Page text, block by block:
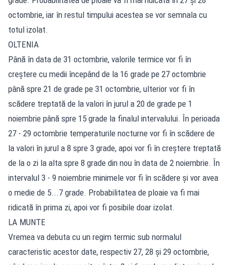
octombrie, iar în restul timpului acestea se vor semnala cu
totul izolat.
OLTENIA
Până în data de 31 octombrie, valorile termice vor fi în
creștere cu medii începând de la 16 grade pe 27 octombrie
până spre 21 de grade pe 31 octombrie, ulterior vor fi în
scădere treptată de la valori în jurul a 20 de grade pe 1
noiembrie până spre 15 grade la finalul intervalului. În perioada
27 - 29 octombrie temperaturile nocturne vor fi în scădere de
la valori în jurul a 8 spre 3 grade, apoi vor fi în creștere treptată
de la o zi la alta spre 8 grade din nou în data de 2 noiembrie. În
intervalul 3 - 9 noiembrie minimele vor fi în scădere și vor avea
o medie de 5...7 grade. Probabilitatea de ploaie va fi mai
ridicată în prima zi, apoi vor fi posibile doar izolat.
LA MUNTE
Vremea va debuta cu un regim termic sub normalul
caracteristic acestor date, respectiv 27, 28 și 29 octombrie,